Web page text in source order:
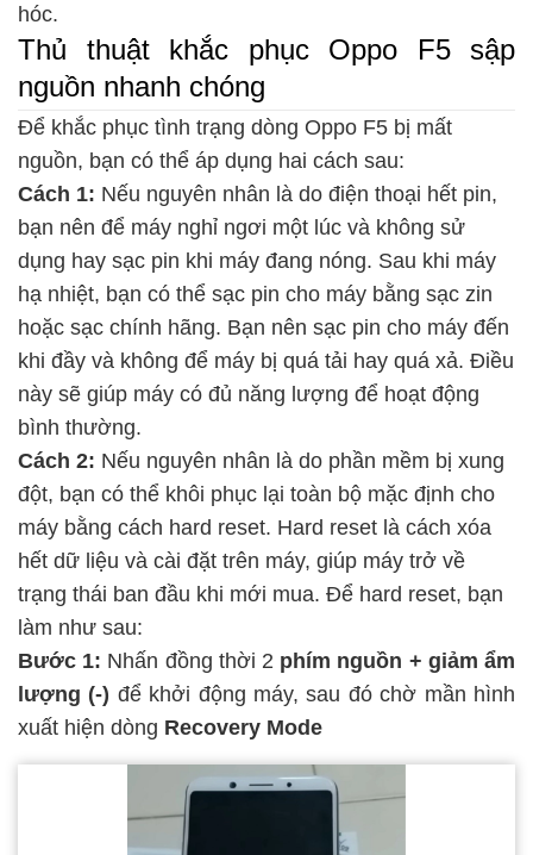
hóc.
Thủ thuật khắc phục Oppo F5 sập
nguồn nhanh chóng
Để khắc phục tình trạng dòng Oppo F5 bị mất
nguồn, bạn có thể áp dụng hai cách sau:
Cách 1: Nếu nguyên nhân là do điện thoại hết pin,
bạn nên để máy nghỉ ngơi một lúc và không sử
dụng hay sạc pin khi máy đang nóng. Sau khi máy
hạ nhiệt, bạn có thể sạc pin cho máy bằng sạc zin
hoặc sạc chính hãng. Bạn nên sạc pin cho máy đến
khi đầy và không để máy bị quá tải hay quá xả. Điều
này sẽ giúp máy có đủ năng lượng để hoạt động
bình thường.
Cách 2: Nếu nguyên nhân là do phần mềm bị xung
đột, bạn có thể khôi phục lại toàn bộ mặc định cho
máy bằng cách hard reset. Hard reset là cách xóa
hết dữ liệu và cài đặt trên máy, giúp máy trở về
trạng thái ban đầu khi mới mua. Để hard reset, bạn
làm như sau:
Bước 1: Nhấn đồng thời 2 phím nguồn + giảm ẩm
lượng (-) để khởi động máy, sau đó chờ mần hình
xuất hiện dòng Recovery Mode